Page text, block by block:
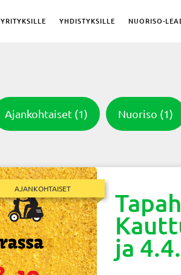
YRITYKSILLE YHDISTYKSILLE NUORISO-
Ajankohtaiset (1) Nuoriso (1)
AJANKOHTAISET
ja 4.4.